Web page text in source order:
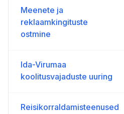
Meenete ja
reklaamkingituste
ostmine
Ida-Virumaa
koolitusvajaduste uuring
Reisikorraldamisteenused